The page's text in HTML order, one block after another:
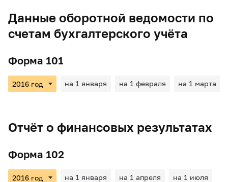
Данные оборотной ведомости по
счетам бухгалтерского учёта
Форма 101
на 1 января на 1 февраля на 1 марта
Отчёт о финансовых результатах
Форма 102
на 1 января на 1 апреля на 1 июля